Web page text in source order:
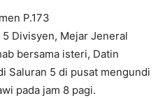
P.173
Divisyen, Mejar Jeneral
bersama isteri, Datin
Saluran 5 di pusat mengundi
pada jam 8 pagi.